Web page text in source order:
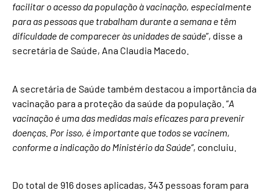
facilitar o acesso da população à vacinação, especialmente
para as pessoas que trabalham durante a semana e têm
dificuldade de comparecer às unidades de saúde”, disse a
secretária de Saúde, Ana Claudia Macedo.
A secretária de Saúde também destacou a importância da
vacinação para a proteção da saúde da população. “A
vacinação é uma das medidas mais eficazes para prevenir
doenças. Por isso, é importante que todos se vacinem,
conforme a indicação do Ministério da Saúde”, concluiu.
Do total de 916 doses aplicadas, 343 pessoas foram para